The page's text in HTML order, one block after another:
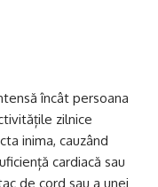
încât persoana
zilnice
inima, cauzând
cardiacă sau
de cord sau a unei